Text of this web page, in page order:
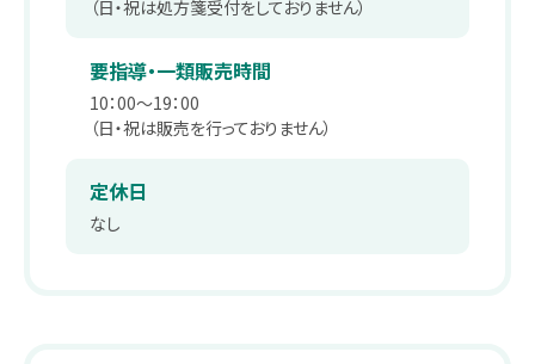
PUDO
スギヤマカード ポイントカードでお得
スギヤマカード スギヤママネーのご紹介
取り組み：学会報告
取り組み：子育て支援
本社へのアクセス
キャリア採用 正社員
パート・アルバイト
ドラッグストアスタッフ・医療事務
同好会・社内関連サイト
（日・祝は処方箋受付をしておりません）
要指導・一類販売時間
10：00～19：00
（日・祝は販売を行っておりません）
定休日
なし